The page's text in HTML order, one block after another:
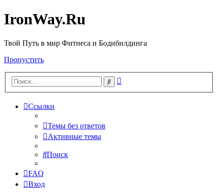
IronWay.Ru
Твой Путь в мир Фитнеса и Бодибилдинга
Пропустить
Поиск
Ссылки
Темы без ответов
Активные темы
Поиск
FAQ
Вход